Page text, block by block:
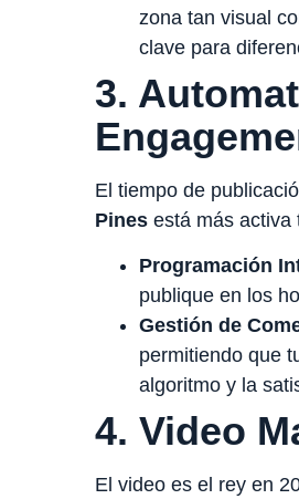
zona tan visual
clave para
3.
El tiempo de
Pines está más activa
Programación
publique en los
Gestión de
permitiendo que
algoritmo y la
4. Video
El video es el rey en